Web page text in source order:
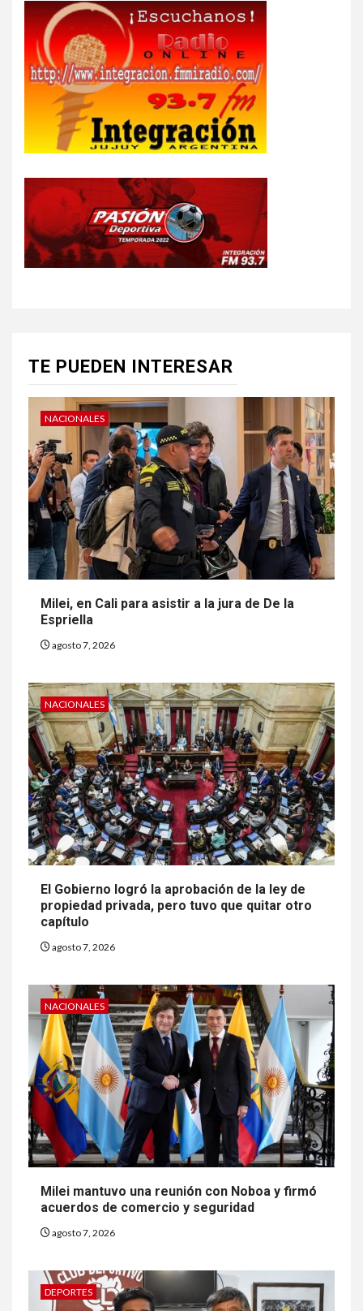
TE PUEDEN INTERESAR
NACIONALES
Milei, en Cali para asistir a la jura de De la
Espriella
agosto 7, 2026
NACIONALES
El Gobierno logró la aprobación de la ley de
propiedad privada, pero tuvo que quitar otro
capítulo
agosto 7, 2026
NACIONALES
Milei mantuvo una reunión con Noboa y firmó
acuerdos de comercio y seguridad
agosto 7, 2026
DEPORTES